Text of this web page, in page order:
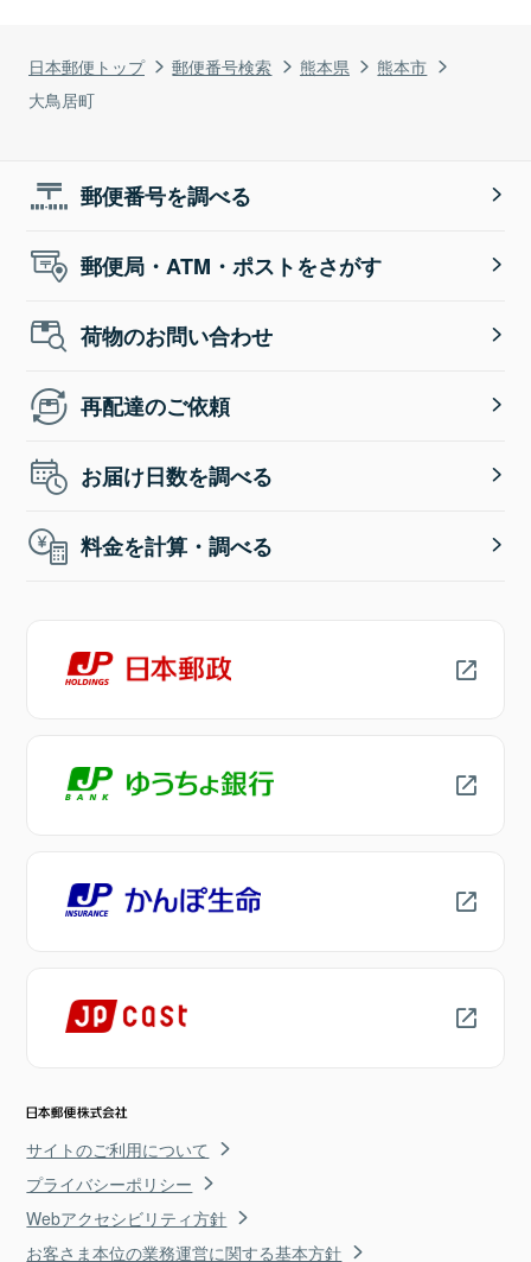
日本郵便トップ 郵便番号検索 熊本県
熊本市
大鳥居町
郵便番号を調べる
郵便局・ATM・ポストをさがす
荷物のお問い合わせ
再配達のご依頼
お届け日数を調べる
料金を計算・調べる
サイトのご利用について
プライバシーポリシー
Webアクセシビリティ方針
お客さま本位の業務運営に関する基本方針